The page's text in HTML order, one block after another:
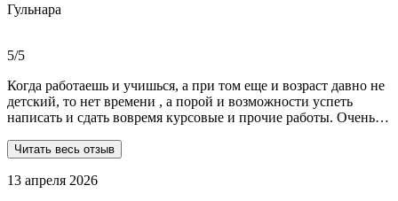
Гульнара
5/5
Когда работаешь и учишься, а при том еще и возраст давно не
детский, то нет времени , а порой и возможности успеть
написать и сдать вовремя курсовые и прочие работы. Очень
Dist-help. Все мои проблемы в полном смысле слова взяли на
выполнили очень качественно, вовремя и по очень даже
Читать весь отзыв
13 апреля 2026